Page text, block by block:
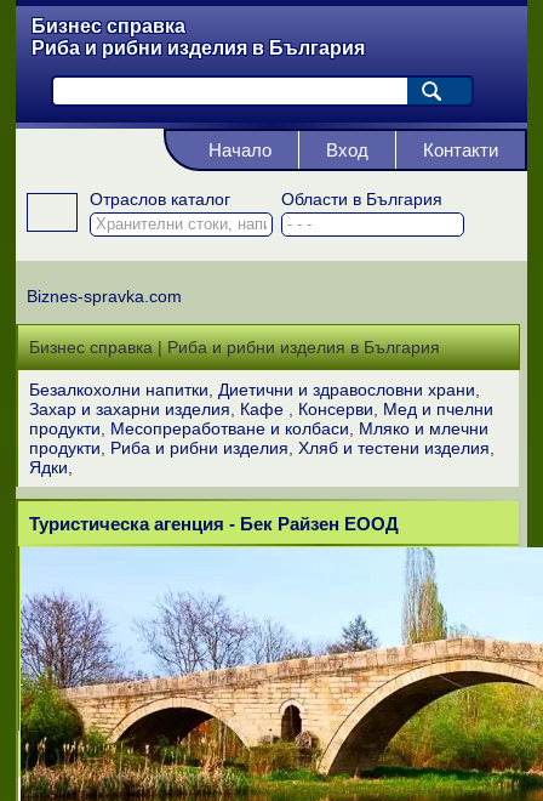
Бизнес справка
Риба и рибни изделия в България
Отраслов каталог Области в България
Начало Вход Контакти
Biznes-spravka.com
Бизнес справка | Риба и рибни изделия в България
Безалкохолни напитки
Диетични и здравословни храни
Захар и захарни изделия
Кафе Консерви
Мед и пчелни
продукти
Месопреработване и колбаси
Мляко и млечни
продукти
Риба и рибни изделия Хляб и тестени изделия
Ядки
Туристическа агенция - Бек Райзен ЕООД
Славекс